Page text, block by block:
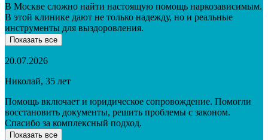
В Москве сложно найти настоящую помощь наркозависимым.
В этой клинике дают не только надежду, но и реальные
инструменты для выздоровления.
Показать все
20.07.2026
Николай, 35 лет
Помощь включает и юридическое сопровождение. Помогли
восстановить документы, решить проблемы с законом.
Спасибо за комплексный подход.
Показать все